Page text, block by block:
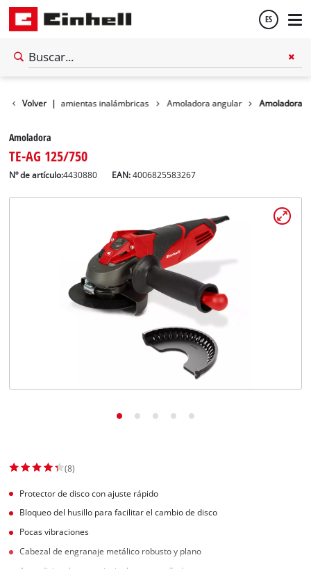
ES
Volver |
Taller Herramientas inalámbricas Amoladora angular Amoladora
Amoladora
TE-AG 125/750
Nº de artículo:4430880 EAN:4006825583267
(8)
Protector de disco con ajuste rápido
Bloqueo del husillo para facilitar el cambio de disco
Pocas vibraciones
Cabezal de engranaje metálico robusto y plano